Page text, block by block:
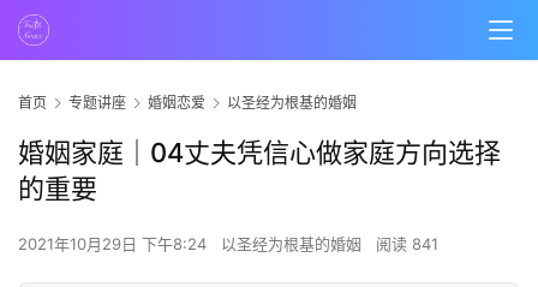
首页 专题讲座 婚姻恋爱 以圣经为根基的婚姻
婚姻家庭｜04丈夫凭信心做家庭方向选择
的重要
2021年10月29日 下午8:24 以圣经为根基的婚姻 阅读 841